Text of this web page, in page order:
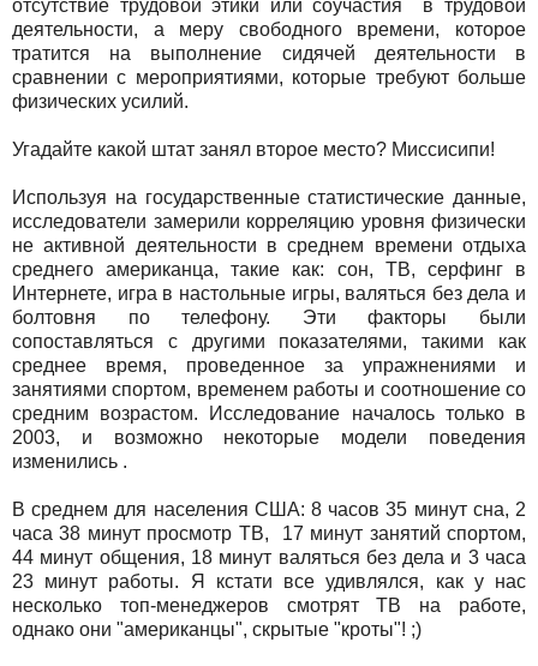
отсутствие трудовой этики или соучастия в трудовой
деятельности, а меру свободного времени, которое
тратится на выполнение сидячей деятельности в
сравнении с мероприятиями, которые требуют больше
физических усилий.
Угадайте какой штат занял второе место? Миссисипи!
Используя на государственные статистические данные,
исследователи замерили корреляцию уровня физически
не активной деятельности в среднем времени отдыха
среднего американца, такие как: сон, ТВ, серфинг в
Интернете, игра в настольные игры, валяться без дела и
болтовня по телефону. Эти факторы были
сопоставляться с другими показателями, такими как
среднее время, проведенное за упражнениями и
занятиями спортом, временем работы и соотношение со
средним возрастом. Исследование началось только в
2003, и возможно некоторые модели поведения
изменились .
В среднем для населения США: 8 часов 35 минут сна, 2
часа 38 минут просмотр ТВ, 17 минут занятий спортом,
44 минут общения, 18 минут валяться без дела и 3 часа
23 минут работы. Я кстати все удивлялся, как у нас
несколько топ-менеджеров смотрят ТВ на работе,
однако они "американцы", скрытые "кроты"! ;)